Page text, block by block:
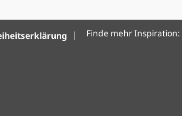
Finde mehr Inspiration: